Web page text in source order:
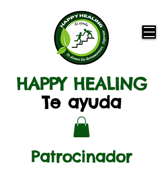
HAPPY HEALING
Te ayuda
Patrocinador